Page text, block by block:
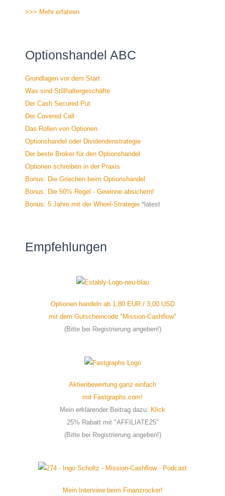
>>> Mehr erfahren
Optionshandel ABC
Grundlagen vor dem Start
Was sind Stillhaltergeschäfte
Der Cash Secured Put
Der Covered Call
Das Rollen von Optionen
Optionshandel oder Dividendenstrategie
Der beste Broker für den Optionshandel
Optionen schreiben in der Praxis
Bonus: Die Griechen beim Optionshandel
Bonus: Die 50% Regel - Gewinne absichern!
Bonus: 5 Jahre mit der Wheel-Strategie *latest
Empfehlungen
Optionen handeln ab 1,80 EUR / 3,00 USD
mit dem Gutscheincode "Mission-Cashflow"
(Bitte bei Registrierung angeben!)
Aktienbewertung ganz einfach
mit Fastgraphs.com!
Mein erklärender Beitrag dazu: Klick
25% Rabatt mit "AFFILIATE25"
(Bitte bei Registrierung angeben!)
Mein Interview beim Finanzrocker!